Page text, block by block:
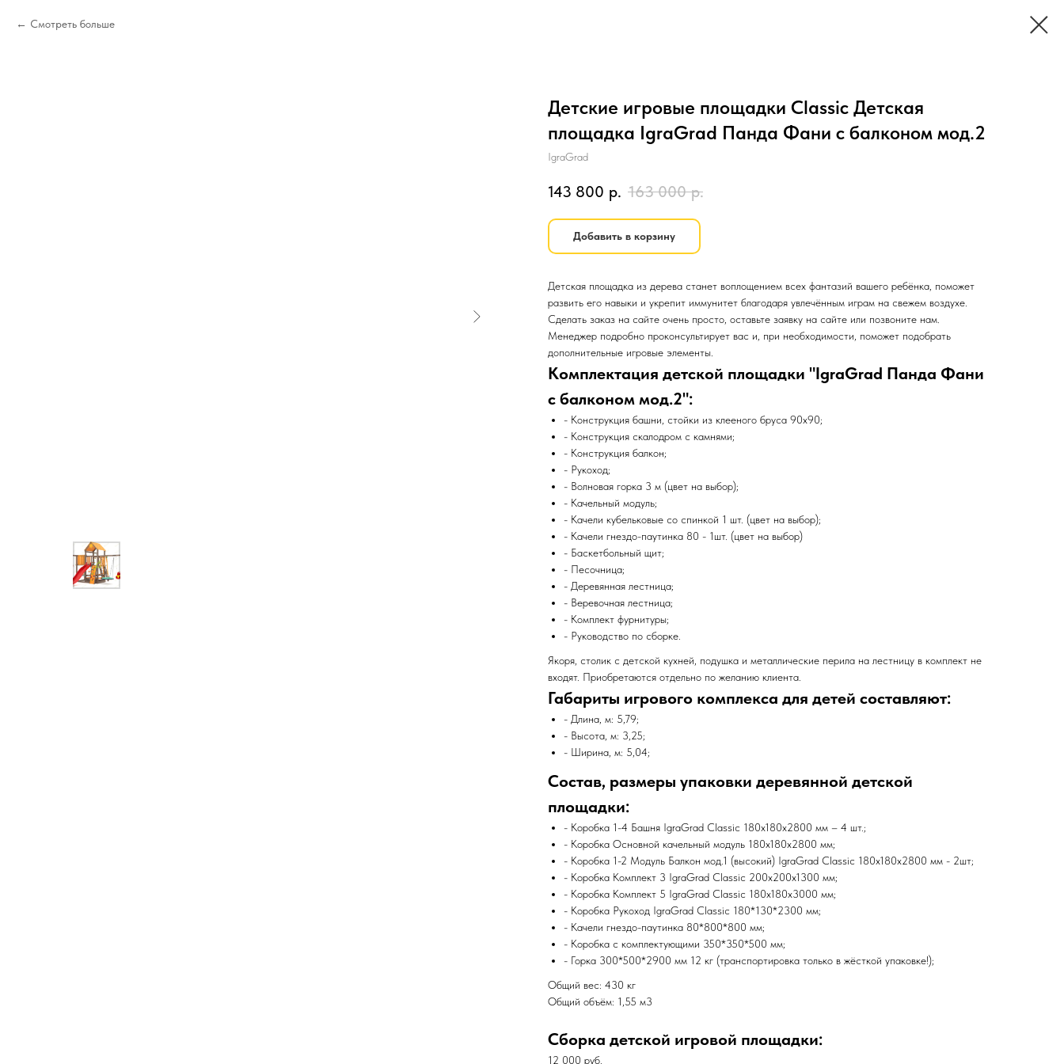
Смотреть больше
Детские игровые площадки Classic Детская
площадка IgraGrad Панда Фани с балконом мод.2
IgraGrad
143 800 р. 163 000 р.
Добавить в корзину
Детская площадка из дерева станет воплощением всех фантазий вашего ребёнка, поможет
развить его навыки и укрепит иммунитет благодаря увлечённым играм на свежем воздухе.
Сделать заказ на сайте очень просто, оставьте заявку на сайте или позвоните нам.
Менеджер подробно проконсультирует вас и, при необходимости, поможет подобрать
дополнительные игровые элементы.
Комплектация детской площадки "IgraGrad Панда Фани
с балконом мод.2":
- Конструкция башни, стойки из клееного бруса 90х90;
- Конструкция скалодром с камнями;
- Конструкция балкон;
- Рукоход;
- Волновая горка 3 м (цвет на выбор);
- Качельный модуль;
- Качели кубельковые со спинкой 1 шт. (цвет на выбор);
- Качели гнездо-паутинка 80 - 1шт. (цвет на выбор)
- Баскетбольный щит;
- Песочница;
- Деревянная лестница;
- Веревочная лестница;
- Комплект фурнитуры;
- Руководство по сборке.
Якоря, столик с детской кухней, подушка и металлические перила на лестницу в комплект не
входят. Приобретаются отдельно по желанию клиента.
Габариты игрового комплекса для детей составляют:
- Длина, м: 5,79;
- Высота, м: 3,25;
- Ширина, м: 5,04;
Состав, размеры упаковки деревянной детской
площадки:
- Коробка 1-4 Башня IgraGrad Classic 180х180х2800 мм – 4 шт.;
- Коробка Основной качельный модуль 180х180х2800 мм;
- Коробка 1-2 Модуль Балкон мод.1 (высокий) IgraGrad Classic 180х180х2800 мм - 2шт;
- Коробка Комплект 3 IgraGrad Classic 200х200х1300 мм;
- Коробка Комплект 5 IgraGrad Classic 180х180х3000 мм;
- Коробка Рукоход IgraGrad Classic 180*130*2300 мм;
- Качели гнездо-паутинка 80*800*800 мм;
- Коробка с комплектующими 350*350*500 мм;
- Горка 300*500*2900 мм 12 кг (транспортировка только в жёсткой упаковке!);
Общий вес: 430 кг
Общий объём: 1,55 м3
Сборка детской игровой площадки:
12 000 руб.